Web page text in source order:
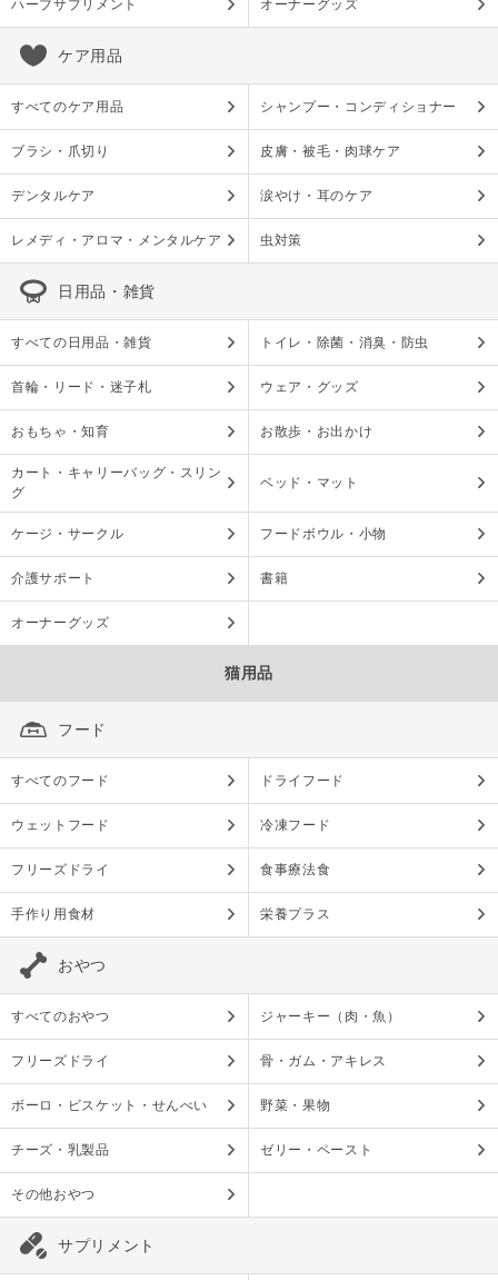
ハーブサプリメント オーナーグッズ
ケア用品
すべてのケア用品 シャンプー・コンディショナー
ブラシ・爪切り 皮膚・被毛・肉球ケア
デンタルケア 涙やけ・耳のケア
レメディ・アロマ・メンタルケア 虫対策
日用品・雑貨
すべての日用品・雑貨 トイレ・除菌・消臭・防虫
首輪・リード・迷子札 ウェア・グッズ
おもちゃ・知育 お散歩・お出かけ
カート・キャリーバッグ・スリン
グ
ベッド・マット
ケージ・サークル フードボウル・小物
介護サポート 書籍
オーナーグッズ
猫用品
フード
すべてのフード ドライフード
ウェットフード 冷凍フード
フリーズドライ 食事療法食
手作り用食材 栄養プラス
おやつ
すべてのおやつ ジャーキー（肉・魚）
フリーズドライ 骨・ガム・アキレス
ボーロ・ビスケット・せんべい 野菜・果物
チーズ・乳製品 ゼリー・ペースト
その他おやつ
サプリメント